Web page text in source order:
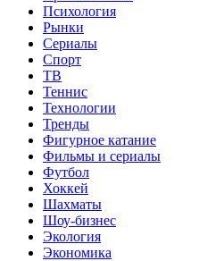
Психология
Рынки
Сериалы
Спорт
ТВ
Теннис
Технологии
Тренды
Фигурное катание
Фильмы и сериалы
Футбол
Хоккей
Шахматы
Шоу-бизнес
Экология
Экономика